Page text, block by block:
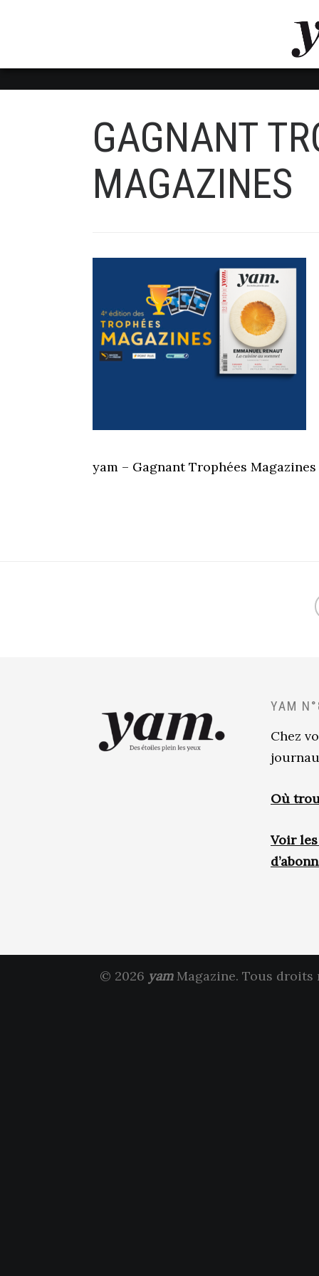
GAGNANT
MAGAZINES
yam – Gagnant Trophées Magazines
YAM
Chez
Où
Voir
© 2026 yamMagazine. Tous droits